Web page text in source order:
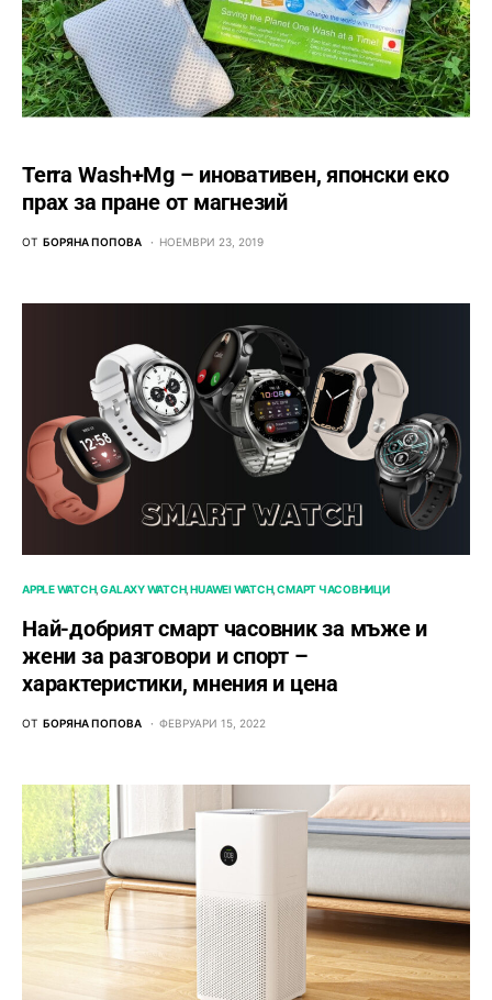
Terra Wash+Mg – иновативен, японски еко
прах за пране от магнезий
ОТ БОРЯНА ПОПОВА НОЕМВРИ 23, 2019
APPLE WATCH GALAXY WATCH HUAWEI WATCH СМАРТ ЧАСОВНИЦИ
Най-добрият смарт часовник за мъже и
жени за разговори и спорт –
характеристики, мнения и цена
ОТ БОРЯНА ПОПОВА ФЕВРУАРИ 15, 2022